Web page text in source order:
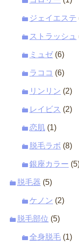
ジェイエステ
ストラッシュ
ミュゼ (6)
ラココ (6)
リンリン (2)
レイビス (2)
恋肌 (1)
脱毛ラボ (8)
銀座カラー
脱毛器 (5)
ケノン (2)
脱毛部位 (5)
全身脱毛 (1)